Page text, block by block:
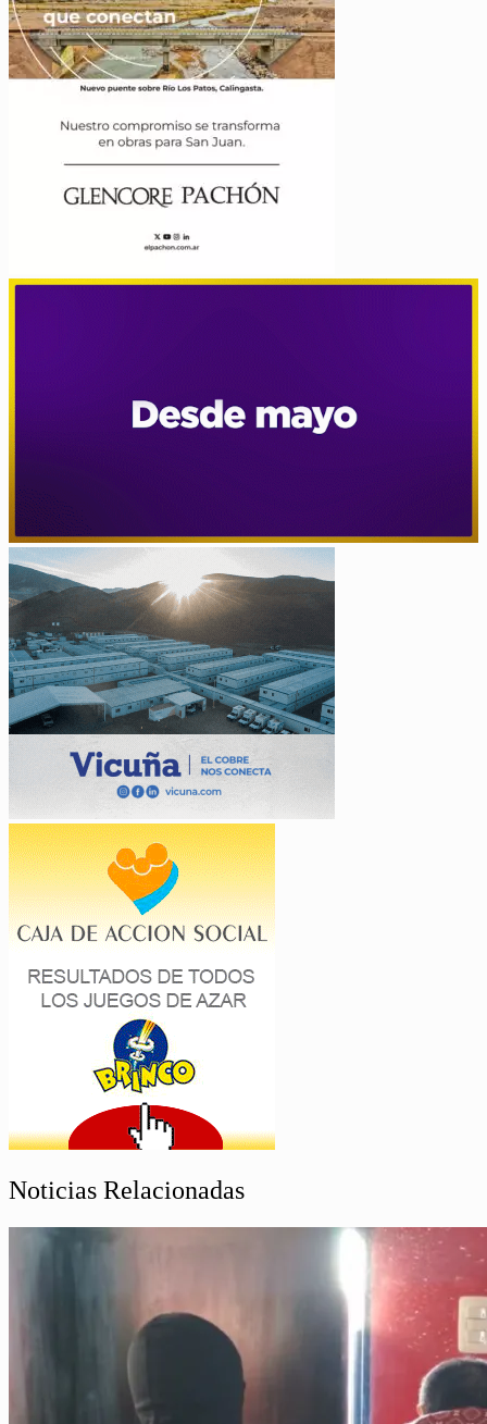
Noticias Relacionadas